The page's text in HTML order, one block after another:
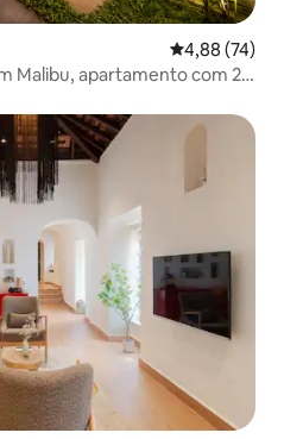
4,88 de uma
4,88 (74)
Malibu, apartamento com 2